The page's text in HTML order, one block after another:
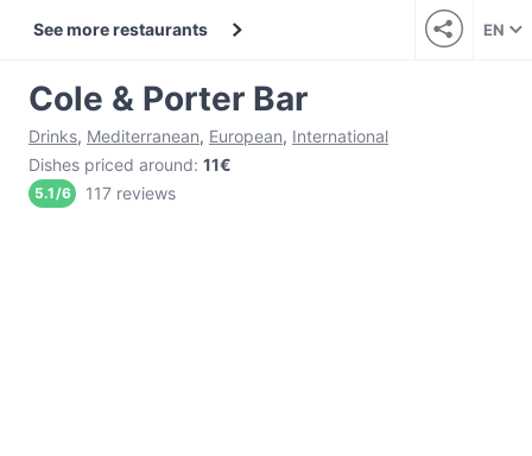
See more restaurants EN
Cole & Porter Bar
Drinks, Mediterranean, European, International
Dishes priced around: 11€
5.1/6 117 reviews